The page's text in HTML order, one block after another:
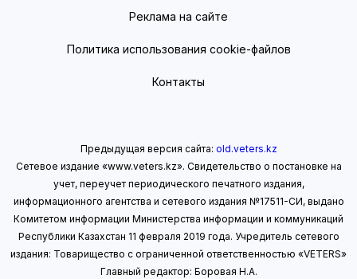
Реклама на сайте
Политика использования cookie-файлов
Контакты
Предыдущая версия сайта: old.veters.kz
Сетевое издание «www.veters.kz». Свидетельство о постановке на
учет, переучет периодического печатного издания,
информационного агентства и сетевого издания №17511-СИ, выдано
Комитетом информации Министерства информации и коммуникаций
Республики Казахстан 11 февраля 2019 года. Учредитель сетевого
издания: Товарищество с ограниченной ответственностью «VETERS»
Главный редактор: Боровая Н.А.